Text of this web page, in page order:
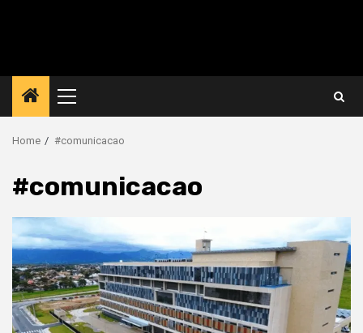
Primary
Menu
Home #comunicacao
#comunicacao